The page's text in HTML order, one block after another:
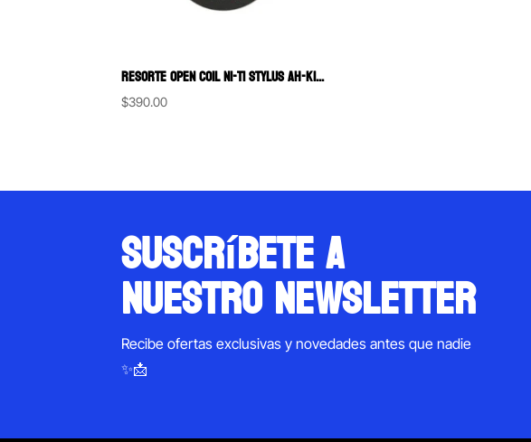
RESORTE OPEN COIL NI-TI STYLUS AH-KIM-PECH
$390.00
suscríbete a
nuestro newsletter
Recibe ofertas exclusivas y novedades antes que nadie
✨📩